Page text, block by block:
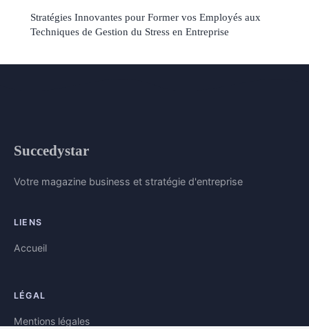
Stratégies Innovantes pour Former vos Employés aux
Techniques de Gestion du Stress en Entreprise
Succedystar
Votre magazine business et stratégie d'entreprise
LIENS
Accueil
LÉGAL
Mentions légales